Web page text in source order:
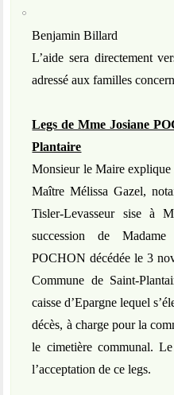
Benjamin Billard
L’aide sera directement
adressé aux familles
Legs de Mme Josiane
Plantaire
Monsieur le Maire explique
Maître Mélissa Gazel,
Tisler-Levasseur sise à
succession de
POCHON décédée le 3
Commune de Saint-
caisse d’Epargne lequel
décès, à charge pour la
le cimetière communal.
l’acceptation de ce legs.